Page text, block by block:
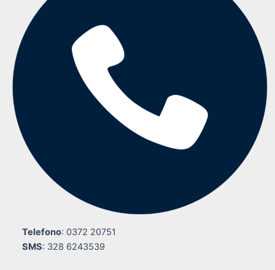
Telefono: 0372 20751
SMS: 328 6243539